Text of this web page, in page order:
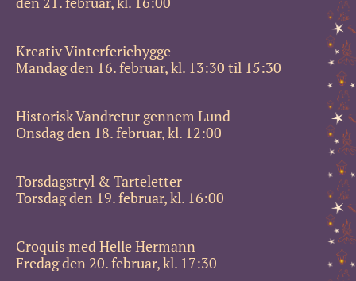
Kreativ Vinterferiehygge
Mandag den 16. februar, kl. 13:30 til 15:30
Historisk Vandretur gennem Lund
Onsdag den 18. februar, kl. 12:00
Torsdagstryl & Tarteletter
Torsdag den 19. februar, kl. 16:00
Croquis med Helle Hermann
Fredag den 20. februar, kl. 17:30